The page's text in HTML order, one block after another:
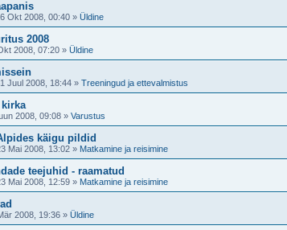
Okt 2008, 00:40 » Üldine
2008
2008, 07:20 » Üldine
Juul 2008, 18:44 » Treeningud ja ettevalmistus
kirka
2008, 09:08 » Varustus
käigu pildid
Mai 2008, 13:02 » Matkamine ja reisimine
teejuhid - raamatud
Mai 2008, 12:59 » Matkamine ja reisimine
2008, 19:36 » Üldine